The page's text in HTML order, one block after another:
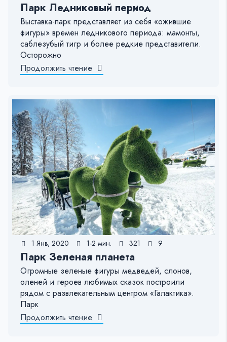
Парк Ледниковый период
Выставка-парк представляет из себя «ожившие
фигуры» времен ледникового периода: мамонты,
саблезубый тигр и более редкие представители.
Осторожно
Продолжить чтение
1 Янв, 2020 1-2 мин. 321 9
Парк Зеленая планета
Огромные зеленые фигуры медведей, слонов,
оленей и героев любимых сказок построили
рядом с развлекательным центром «Галактика».
Парк
Продолжить чтение